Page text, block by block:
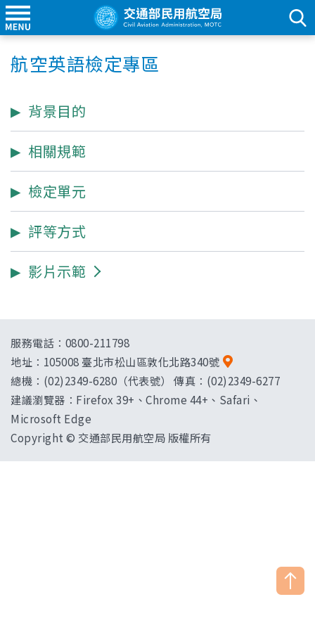
航空英語檢定專區
背景目的
相關規範
檢定單元
評等方式
影片示範
服務電話：0800-211798
地址： 105008 臺北市松山區敦化北路340號
總機：(02)2349-6280（代表號） 傳真：(02)2349-6277
建議瀏覽器：Firefox 39+、Chrome 44+、Safari、
Microsoft Edge
Copyright © 交通部民用航空局 版權所有